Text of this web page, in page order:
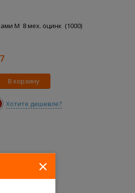
×
M 8 мех. оцинк (1000)
В корзину
Хотите дешевле?